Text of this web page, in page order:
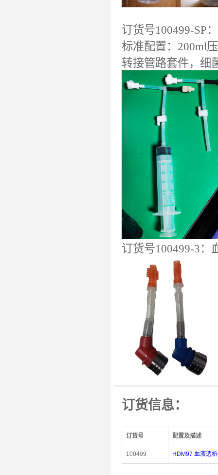
订货号100499-SP
标准配置：200ml
转接管路套件，细
订货号100499-3：
订货信息：
订货号 配置及描述
100499 HDM97 血液透